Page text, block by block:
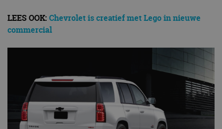
LEES OOK: Chevrolet is creatief met Lego in nieuwe
commercial